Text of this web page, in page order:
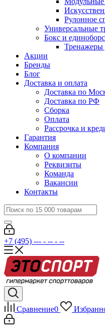
Рулонное
Универсальные
Бокс и
Тренажеры
Акции
Бренды
Блог
Доставка и оплата
Доставка по
Доставка по РФ
Сборка
Оплата
Рассрочка и
Гарантия
Компания
О компании
Реквизиты
Команда
Вакансии
Контакты
+7 (495) --- - -- - --
Сравнение0